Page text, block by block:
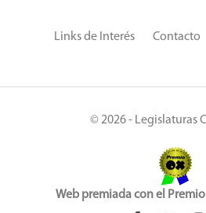
Links de Interés Contacto
© 2026 - Legislaturas
Web premiada con el